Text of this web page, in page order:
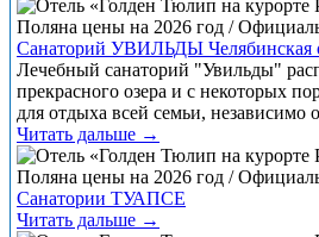
Санаторий УВИЛЬДЫ Челябинская
Лечебный санаторий "Увильды"
прекрасного озера и с некоторых
для отдыха всей семьи, независимо
Читать дальше →
Санатории ТУАПСЕ
Читать дальше →